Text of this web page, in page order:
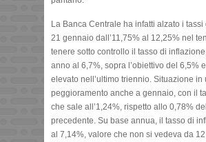
La Banca Centrale ha infatti alzato i tassi
21 gennaio dall’11,75% al 12,25% nel
tenere sotto controllo il tasso di
anno al 6,7%, sopra l’obiettivo del 6,5%
elevato nell’ultimo triennio. Situazione in
peggioramento anche a gennaio, con il
che sale all’1,24%, rispetto allo 0,78%
precedente. Su base annua, il tasso di
al 7,14%, valore che non si vedeva da